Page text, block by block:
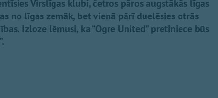
Virslīgas klubi, četros pāros augstākās līgas
no līgas zemāk, bet vienā pārī duelēsies otrās
Izloze lēmusi, ka “Ogre United” pretiniece būs